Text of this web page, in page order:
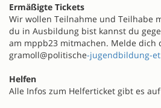
Ermäßigte Tickets
Wir wollen Teilnahme und Teilhabe
du in Ausbildung bist kannst du
am mppb23 mitmachen. Melde dich
gramoll@politische-jugendbildung-
Helfen
Alle Infos zum Helferticket gibt es